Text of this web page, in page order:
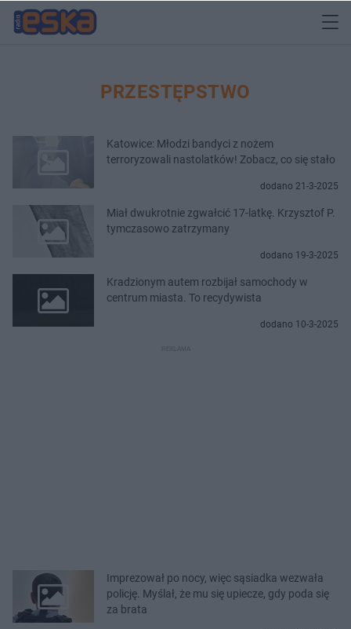
PRZESTĘPSTWO
Katowice: Młodzi bandyci z nożem
terroryzowali nastolatków! Zobacz, co się stało
dodano 21-3-2025
Miał dwukrotnie zgwałcić 17-latkę. Krzysztof P.
tymczasowo zatrzymany
dodano 19-3-2025
Kradzionym autem rozbijał samochody w
centrum miasta. To recydywista
dodano 10-3-2025
Imprezował po nocy, więc sąsiadka wezwała
policję. Myślał, że mu się upiecze, gdy poda się
za brata